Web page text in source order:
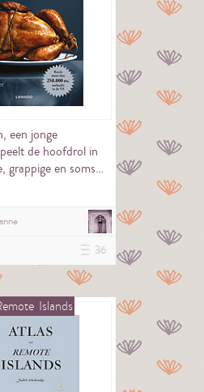
een jonge
de hoofdrol in
grappige en soms…
36
Islands